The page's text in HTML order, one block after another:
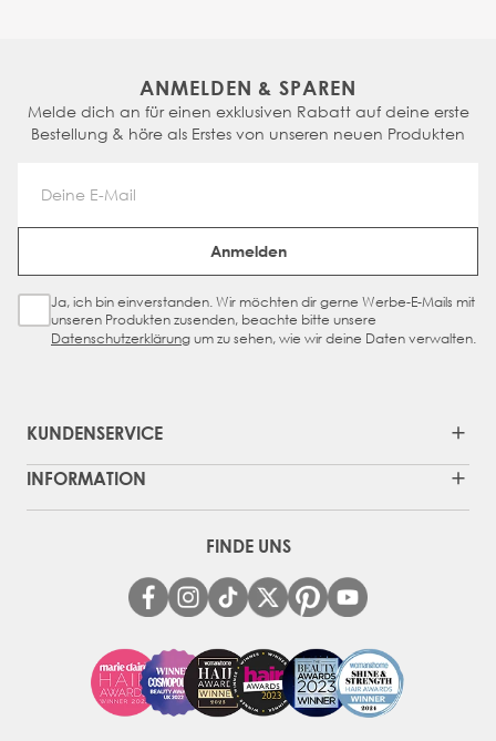
ANMELDEN & SPAREN
Melde dich an für einen exklusiven Rabatt auf deine erste
Bestellung & höre als Erstes von unseren neuen Produkten
Email Address
Anmelden
Sign Up Checkbox
Ja, ich bin einverstanden. Wir möchten dir gerne Werbe-E-Mails mit
unseren Produkten zusenden, beachte bitte unsere
Datenschutzerklärungum zu sehen, wie wir deine Daten verwalten.
KUNDENSERVICE
INFORMATION
FINDE UNS